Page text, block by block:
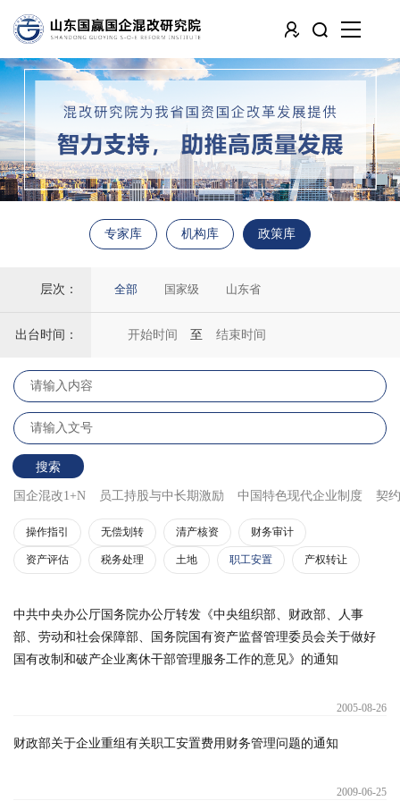
专家库 机构库 政策库
层次： 全部 国家级 山东省
出台时间： 至
搜索
国企混改1+N 员工持股与中长期激励 中国特色现代企业制度 契
操作指引 无偿划转 清产核资 财务审计
资产评估 税务处理 土地 职工安置 产权转让
中共中央办公厅国务院办公厅转发《中央组织部、财政部、人事
部、劳动和社会保障部、国务院国有资产监督管理委员会关于做好
国有改制和破产企业离休干部管理服务工作的意见》的通知
2005-08-26
财政部关于企业重组有关职工安置费用财务管理问题的通知
2009-06-25